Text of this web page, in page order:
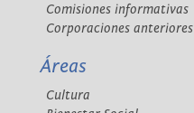
Comisiones informativas
Corporaciones anteriores
Áreas
Cultura